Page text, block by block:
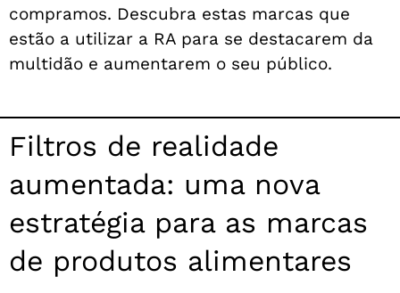
compramos. Descubra estas marcas que
estão a utilizar a RA para se destacarem da
multidão e aumentarem o seu público.
Filtros de realidade
aumentada: uma nova
estratégia para as marcas
de produtos alimentares